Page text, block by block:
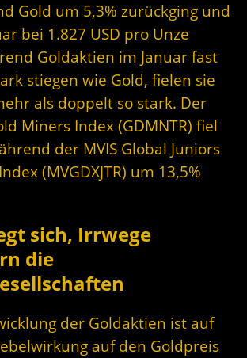
Gold um 5,3% zurückging und
bei 1.827 USD pro Unze
Goldaktien im Januar fast
stiegen wie Gold, fielen sie
als doppelt so stark. Der
Miners Index (GDMNTR) fiel
der MVIS Global Juniors
(MVGDXJTR) um 13,5%
sich, Irrwege
die
der Goldaktien ist auf
auf den Goldpreis